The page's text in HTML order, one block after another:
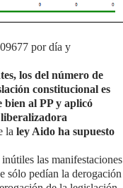
por día y
los del número de
constitucional es
bien al PP y aplicó
la ley Aido ha supuesto
las manifestaciones
sólo pedían la derogación